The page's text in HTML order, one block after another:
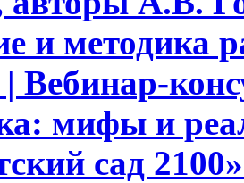
и методика
| Вебинар-
мифы и
сад